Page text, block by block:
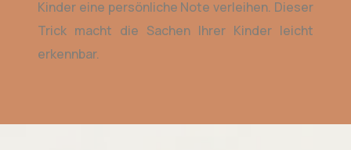
Kinder eine persönliche Note verleihen. Dieser
Trick macht die Sachen Ihrer Kinder leicht
erkennbar.